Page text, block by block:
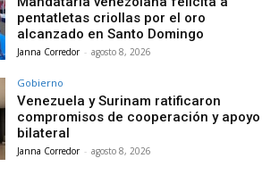
pentatletas criollas por el oro
alcanzado en Santo Domingo
Janna Corredor - agosto 8, 2026
Gobierno
Venezuela y Surinam ratificaron
compromisos de cooperación y apoyo
bilateral
Janna Corredor - agosto 8, 2026